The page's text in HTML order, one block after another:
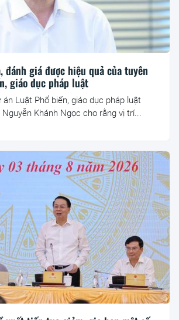
đánh giá được hiệu quả của tuyên
giáo dục pháp luật
án Luật Phổ biến, giáo dục pháp luật
Khánh Ngọc cho rằng vị trí...